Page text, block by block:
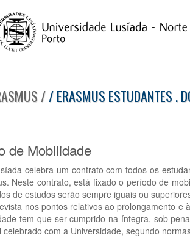
// ERASMUS ESTUDANTES .
de Mobilidade
celebra um contrato com todos os
Neste contrato, está fixado o período de
de estudos serão sempre iguais ou
nos pontos relativos ao prolongamento e
tem que ser cumprido na íntegra, sob
celebrado com a Universidade, segundo